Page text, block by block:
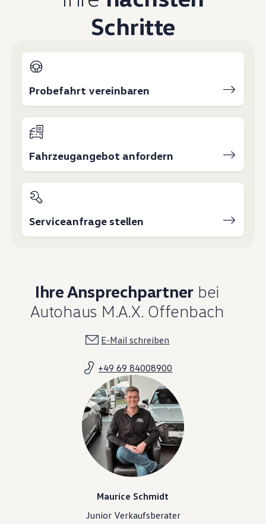
Schritte
Probefahrt vereinbaren
Fahrzeugangebot anfordern
Serviceanfrage stellen
Ihre Ansprechpartner bei
Autohaus M.A.X. Offenbach
E-Mail schreiben
+49 69 84008900
Maurice Schmidt
Junior Verkaufsberater